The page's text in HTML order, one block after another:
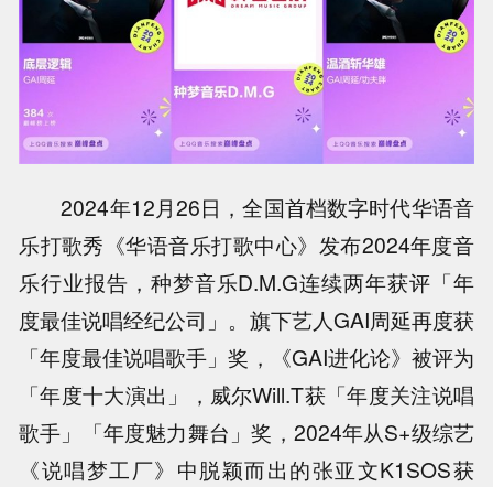
2024年12月26日，全国首档数字时代华语音
乐打歌秀《华语音乐打歌中心》发布2024年度音
乐行业报告，种梦音乐D.M.G连续两年获评「年
度最佳说唱经纪公司」。旗下艺人GAI周延再度获
「年度最佳说唱歌手」奖，《GAI进化论》被评为
「年度十大演出」，威尔Will.T获「年度关注说唱
歌手」「年度魅力舞台」奖，2024年从S+级综艺
《说唱梦工厂》中脱颖而出的张亚文K1SOS获